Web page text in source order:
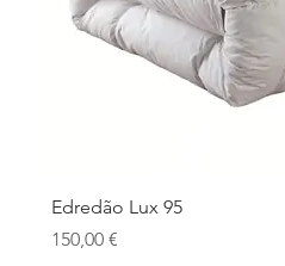
Edredão Lux 95
Preço
150,00 €